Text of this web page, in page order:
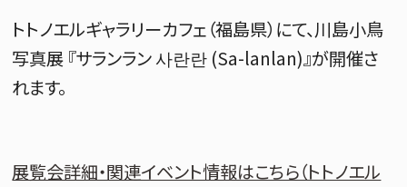
トトノエルギャラリーカフェ（福島県）にて、川島小鳥
写真展 『サランラン 사란란 (Sa-lanlan)』が開催さ
れます。
展覧会詳細・関連イベント情報はこちら（トトノエル